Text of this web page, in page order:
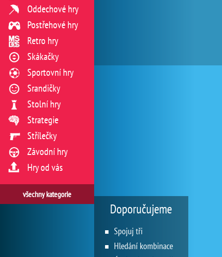
Oddechové hry
Postřehové hry
Retro hry
Skákačky
Sportovní hry
Srandičky
Stolní hry
Strategie
Střílečky
Závodní hry
Hry od vás
všechny kategorie
Doporučujeme
Spojuj tři
Hledání kombinace